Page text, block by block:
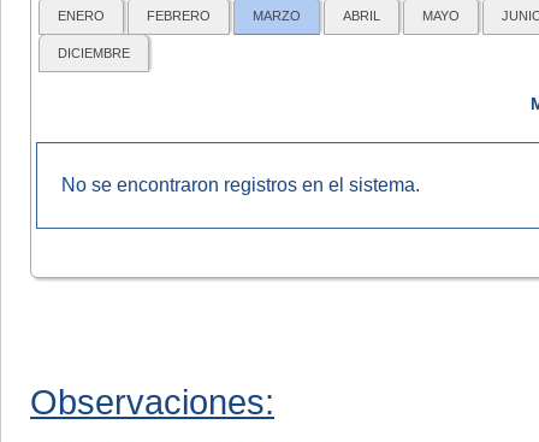
ENERO FEBRERO MARZO ABRIL MAYO
DICIEMBRE
No se encontraron registros en el sistema.
Observaciones: